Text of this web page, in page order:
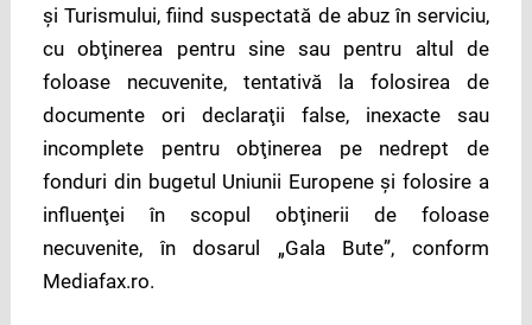
şi Turismului, fiind suspectată de abuz în serviciu,
cu obţinerea pentru sine sau pentru altul de
foloase necuvenite, tentativă la folosirea de
documente ori declaraţii false, inexacte sau
incomplete pentru obţinerea pe nedrept de
fonduri din bugetul Uniunii Europene şi folosire a
influenţei în scopul obţinerii de foloase
necuvenite, în dosarul „Gala Bute”, conform
Mediafax.ro.